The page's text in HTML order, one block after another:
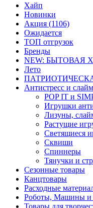
Хайп
Новинки
Акция (1106)
Ожидается
ТОП отгрузок
Бренды
NEW: БЫТОВАЯ
Лето
Антистресс и
POP IT и
Игрушки
Лизуны,
Растущие
Светящиеся
Сквиши
Спиннеры
Тянучки и
Сезонные товары
Канцтовары
Расходные
Роботы, Машины
Товары для